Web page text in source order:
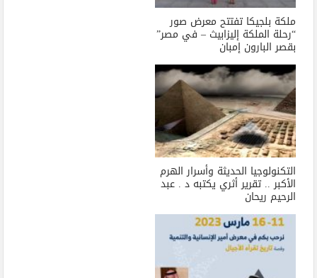
ملكة بلجيكا تفتتح معرض صور
“رحلة الملكة إليزابيث – في مصر”
بقصر البارون إمبان
التكنولوجيا الحديثة وأسرار الهرم
الأكبر .. تقرير أثري يكتبه د . عبد
الرحيم ريحان